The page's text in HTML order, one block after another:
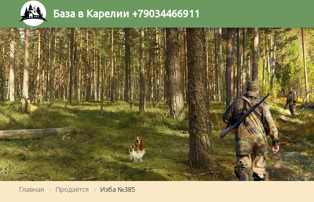
База в Карелии +79034466911
Главная Продаётся Изба №385